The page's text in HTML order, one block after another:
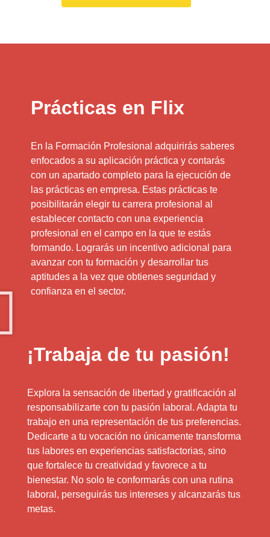
Prácticas en Flix
En la Formación Profesional adquirirás saberes
enfocados a su aplicación práctica y contarás
con un apartado completo para la ejecución de
las prácticas en empresa. Estas prácticas te
posibilitarán elegir tu carrera profesional al
establecer contacto con una experiencia
profesional en el campo en la que te estás
formando. Lograrás un incentivo adicional para
avanzar con tu formación y desarrollar tus
aptitudes a la vez que obtienes seguridad y
confianza en el sector.
¡Trabaja de tu pasión!
Explora la sensación de libertad y gratificación al
responsabilizarte con tu pasión laboral. Adapta tu
trabajo en una representación de tus preferencias.
Dedicarte a tu vocación no únicamente transforma
tus labores en experiencias satisfactorias, sino
que fortalece tu creatividad y favorece a tu
bienestar. No solo te conformarás con una rutina
laboral, perseguirás tus intereses y alcanzarás tus
metas.